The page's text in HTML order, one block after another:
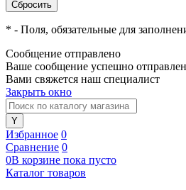
* - Поля, обязательные для
Сообщение отправлено
Ваше сообщение успешно
Вами свяжется наш специалист
Закрыть окно
Избранное 0
Сравнение 0
0В корзине пока пусто
Каталог товаров